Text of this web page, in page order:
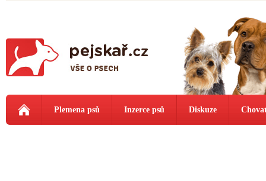
Plemena psů Inzerce psů Diskuze